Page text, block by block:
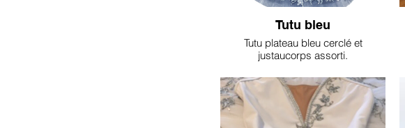
Tutu bleu
Tutu plateau bleu cerclé et
justaucorps assorti.